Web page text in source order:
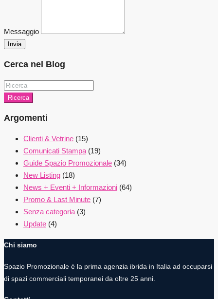
Messaggio
Invia
Cerca nel Blog
Ricerca
Argomenti
Clienti & Vetrine (15)
Comunicati Stampa(19)
Guide Spazio Promozionale (34)
New Listing (18)
News + Eventi + Informazioni (64)
Promo & Last Minute (7)
Senza categoria(3)
Update (4)
Chi siamo
Spazio Promozionale è la prima agenzia ibrida in Italia ad occuparsi
di spazi commerciali temporanei da oltre 25 anni.